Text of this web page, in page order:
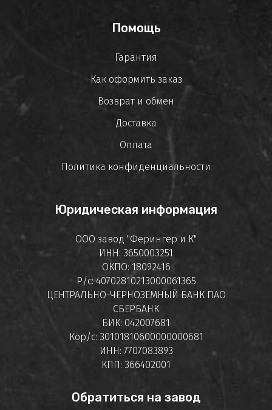
Помощь
Гарантия
Как оформить заказ
Возврат и обмен
Доставка
Оплата
Политика конфиденциальности
Юридическая информация
ООО завод "Ферингер и К"
ИНН: 3650003251
ОКПО: 18092416
Р/с: 40702810213000061365
ЦЕНТРАЛЬНО-ЧЕРНОЗЕМНЫЙ БАНК ПАО
СБЕРБАНК
БИК: 042007681
Кор/с: 30101810600000000681
ИНН: 7707083893
КПП: 366402001
Обратиться на завод